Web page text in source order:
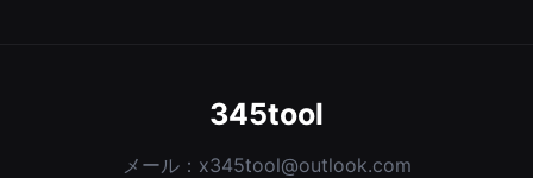
345tool
メール： x345tool@outlook.com